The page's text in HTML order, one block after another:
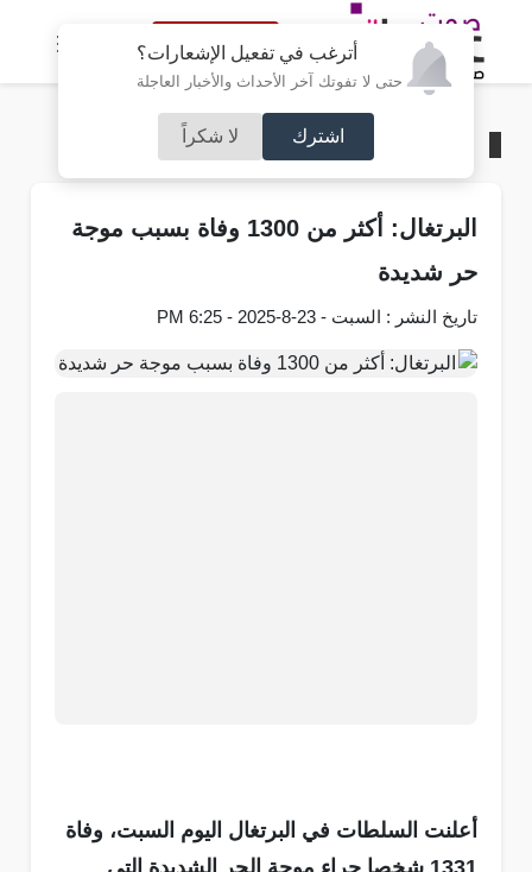
أترغب في تفعيل الإشعارات؟
حتى لا تفوتك آخر الأحداث والأخبار العاجلة
اشترك لا شكراً
النسخة الكاملة
عربي و دولي
البرتغال: أكثر من 1300 وفاة بسبب موجة
حر شديدة
تاريخ النشر : السبت - 23-8-2025 - 6:25 PM
أعلنت السلطات في البرتغال اليوم السبت، وفاة
1331 شخصا جراء موجة الحر الشديدة التي